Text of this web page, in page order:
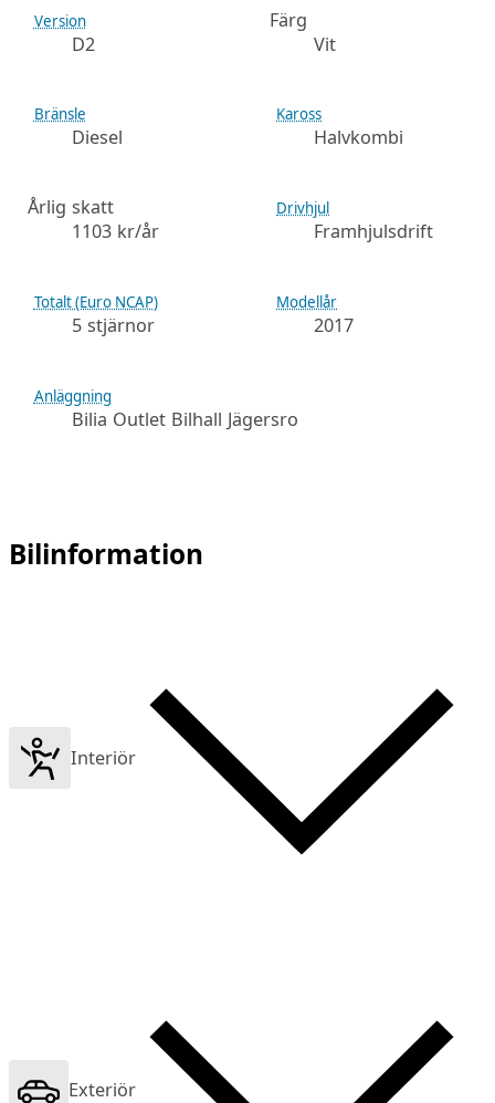
Version
D2
Färg
Vit
Bränsle
Diesel
Kaross
Halvkombi
Årlig skatt
1103 kr/år
Drivhjul
Framhjulsdrift
Totalt (Euro NCAP)
5 stjärnor
Modellår
2017
Anläggning
Bilia Outlet Bilhall Jägersro
Bilinformation
Interiör
Exteriör